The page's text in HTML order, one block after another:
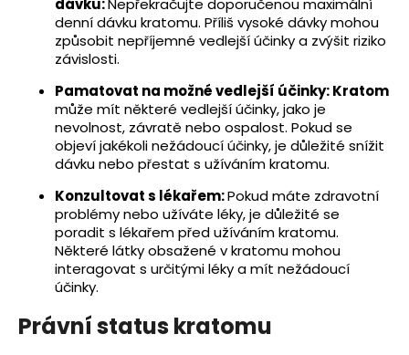
dávku:Nepřekračujte doporučenou maximální
denní dávku kratomu. Příliš vysoké dávky mohou
způsobit nepříjemné vedlejší účinky a zvýšit riziko
závislosti.
Pamatovat na možné vedlejší účinky:Kratom
může mít některé vedlejší účinky, jako je
nevolnost, závratě nebo ospalost. Pokud se
objeví jakékoli nežádoucí účinky, je důležité snížit
dávku nebo přestat s užíváním kratomu.
Konzultovat s lékařem:Pokud máte zdravotní
problémy nebo užíváte léky, je důležité se
poradit s lékařem před užíváním kratomu.
Některé látky obsažené v kratomu mohou
interagovat s určitými léky a mít nežádoucí
účinky.
Právní status kratomu